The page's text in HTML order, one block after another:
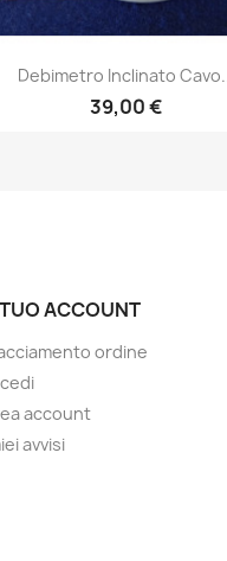
Anteprima
Debimetro Inclinato
39,00 €
ACCOUNT
ordine
account
avvisi